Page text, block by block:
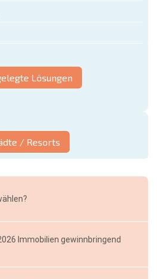
Lösungen
/ Resorts
Immobilien gewinnbringend